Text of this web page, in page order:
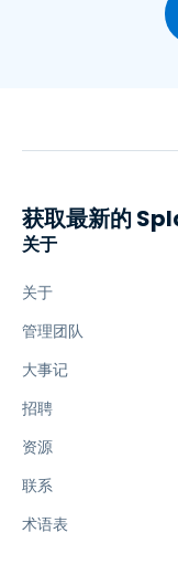
关于
关于
管理团队
大事记
招聘
资源
联系
术语表
获取最新的